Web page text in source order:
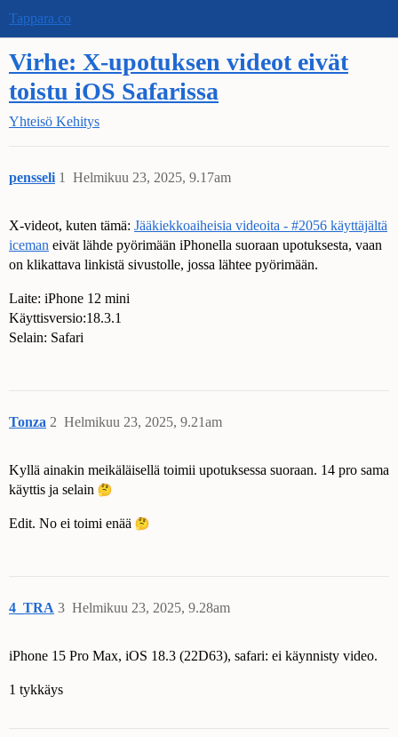
Tappara.co
Virhe: X-upotuksen videot eivät
toistu iOS Safarissa
Yhteisö Kehitys
pensseli Helmikuu 23, 2025, 9.17am
1
X-videot, kuten tämä: Jääkiekkoaiheisia videoita - #2056 käyttäjältä
iceman eivät lähde pyörimään iPhonella suoraan upotuksesta, vaan
on klikattava linkistä sivustolle, jossa lähtee pyörimään.
Laite: iPhone 12 mini
Käyttisversio:18.3.1
Selain: Safari
Tonza Helmikuu 23, 2025, 9.21am
2
Kyllä ainakin meikäläisellä toimii upotuksessa suoraan. 14 pro sama
käyttis ja selain
Edit. No ei toimi enää
4_TRA Helmikuu 23, 2025, 9.28am
3
iPhone 15 Pro Max, iOS 18.3 (22D63), safari: ei käynnisty video.
1 tykkäys